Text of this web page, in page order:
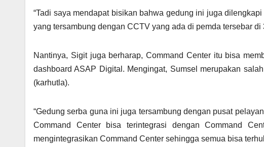
“Tadi saya mendapat bisikan bahwa gedung ini juga
yang tersambung dengan CCTV yang ada di pemda tersebar
Nantinya, Sigit juga berharap, Command Center itu bisa
dashboard ASAP Digital. Mengingat, Sumsel merupakan
(karhutla).
“Gedung serba guna ini juga tersambung dengan pusat
Command Center bisa terintegrasi dengan Command
mengintegrasikan Command Center sehingga semua bisa